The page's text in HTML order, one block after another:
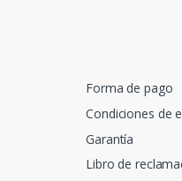
Forma de pago
Condiciones de
Garantía
Libro de